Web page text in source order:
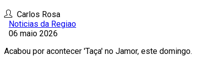
Carlos Rosa
Noticias da Regiao
06 maio 2026
Acabou por acontecer 'Taça' no Jamor, este domingo.